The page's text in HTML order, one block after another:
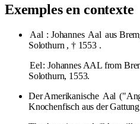
Exemples en contexte
Aal : Johannes Aal aus
Solothurn , † 1553 .
Eel: Johannes AAL from
Solothurn, 1553.
Der Amerikanische Aal
Knochenfisch aus der